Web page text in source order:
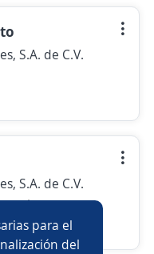
para el
del
S.A. de C.V.
S.A. de C.V.
León